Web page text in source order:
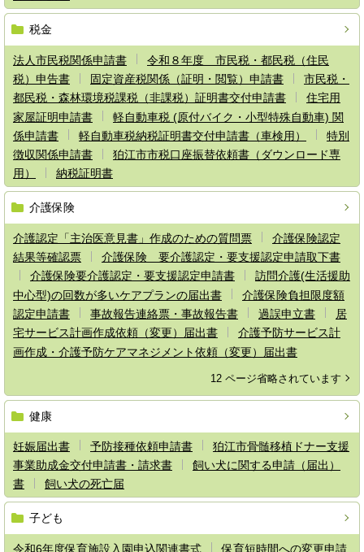
税金
法人市民税関係申請書
令和８年度 市民税・都民税（住民
税）申告書
固定資産税関係（証明・閲覧）申請書
市民税・
都民税・森林環境税課税（非課税）証明書交付申請書
住宅用
家屋証明申請書
軽自動車税 (原付バイク・小型特殊自動車) 関
係申請書
軽自動車税納税証明書交付申請書（車検用）
特別
徴収関係申請書
狛江市市税口座振替依頼書（ダウンロード専
用）
納税証明書
介護保険
介護認定「主治医意見書」作成のための質問票
介護保険認定
結果等確認票
介護保険 要介護認定・要支援認定申請取下書
介護保険要介護認定・要支援認定申請書
訪問介護(生活援助
中心型)の回数が多いケアプランの届出書
介護保険負担限度額
認定申請書
事故報告連絡票・事故報告書 過誤申立書
居
宅サービス計画作成依頼（変更）届出書
介護予防サービス計
画作成・介護予防ケアマネジメント依頼（変更）届出書
12 ページ省略されています
健康
妊娠届出書 予防接種依頼申請書
狛江市骨髄移植ドナー支援
事業助成金交付申請書・請求書
飼い犬に関する申請（届出）
書
飼い犬の死亡届
子ども
令和6年度保育施設入園申込関連書式
保育短時間への変更申請